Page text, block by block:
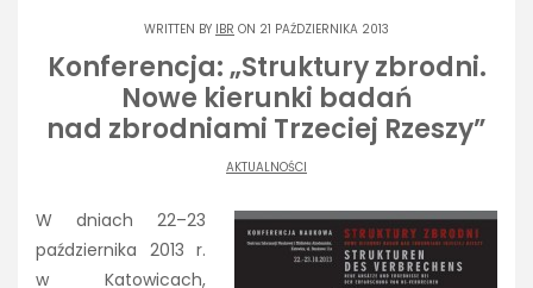
WRITTEN BY IBR ON 21 PAŹDZIERNIKA 2013
Konferencja: „Struktury zbrodni.
Nowe kierunki badań
nad zbrodniami Trzeciej Rzeszy”
AKTUALNOŚCI
W dniach 22–23
października 2013 r.
w Katowicach,